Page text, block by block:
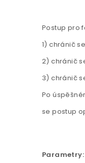
Postup pro
1) chránič
2) chránič
3) chránič
Po
se postup
Parametry: